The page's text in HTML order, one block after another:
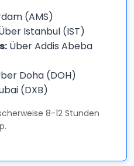
(AMS)
Istanbul (IST)
Über Addis Abeba
Doha (DOH)
(DXB)
8-12 Stunden